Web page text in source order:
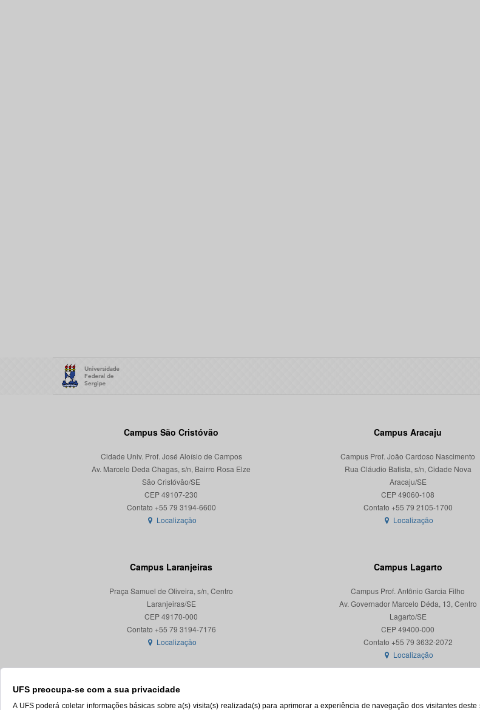
UFS preocupa-se com a sua privacidade
A UFS poderá coletar informações básicas sobre a(s) visita(s) realizada(s) para aprimorar a experiência de navegação dos visitantes
Campus São Cristóvão
Cidade Univ. Prof. José Aloísio de Campos
Av. Marcelo Deda Chagas, s/n, Bairro Rosa Elze
São Cristóvão/SE
CEP 49107-230
Localização
Campus Aracaju
Campus Prof. João Cardoso Nascimento
Rua Cláudio Batista, s/n, Cidade Nova
Aracaju/SE
CEP 49060-108
Localização
Campus Laranjeiras
Praça Samuel de Oliveira, s/n, Centro
Laranjeiras/SE
CEP 49170-000
Localização
Campus Lagarto
Campus Prof. Antônio Garcia Filho
Av. Governador Marcelo Déda, 13, Centro
Lagarto/SE
CEP 49400-000
Localização